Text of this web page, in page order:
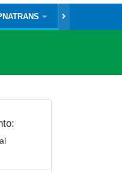
Informações